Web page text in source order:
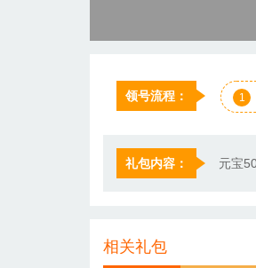
领号流程： 1
礼包内容： 元宝
相关礼包